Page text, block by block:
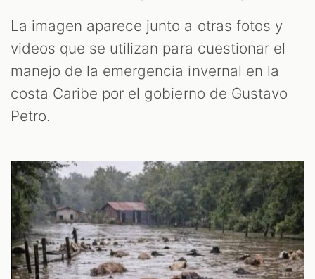
La imagen aparece junto a otras fotos y
videos que se utilizan para cuestionar el
manejo de la emergencia invernal en la
costa Caribe por el gobierno de Gustavo
Petro.